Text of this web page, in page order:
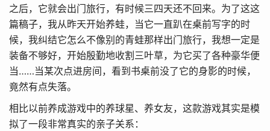
之后，它就会出门旅行，有时候三四天还不回来。为了这这
篇稿子，我从昨天开始养蛙，当它一直趴在桌前写字的时
候，我纠结它怎么不像别的青蛙那样出门旅行，我想一定是
装备不够好，开始殷勤地收割三叶草，为它买了各种豪华便
当……当某次点进房间，看到书桌前没了它的身影的时候，
竟然有点失落。
相比以前养成游戏中的养球星、养女友，这款游戏其实是模
拟了一段非常真实的亲子关系：